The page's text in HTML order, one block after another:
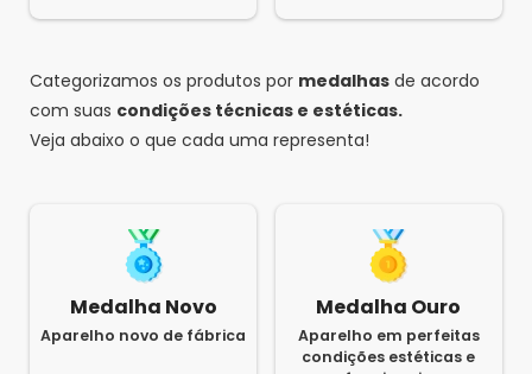
Categorizamos os produtos por medalhas de acordo
com suas condições técnicas e estéticas.
Veja abaixo o que cada uma representa!
Medalha Novo
Aparelho novo de fábrica
Medalha Ouro
Aparelho em perfeitas
condições estéticas e